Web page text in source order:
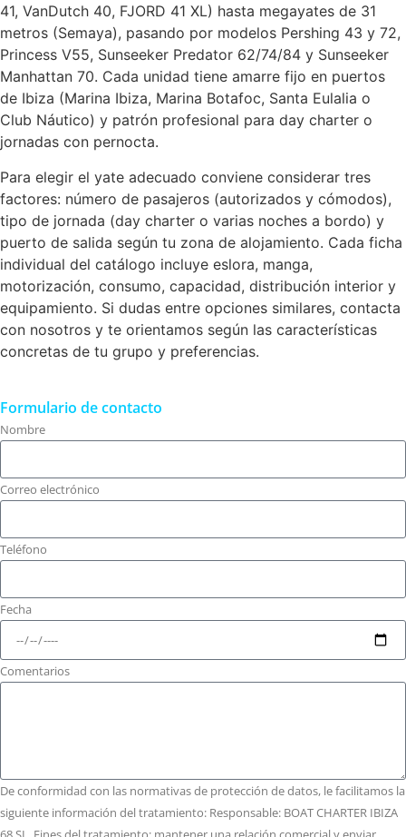
41, VanDutch 40, FJORD 41 XL) hasta megayates de 31
metros (Semaya), pasando por modelos Pershing 43 y 72,
Princess V55, Sunseeker Predator 62/74/84 y Sunseeker
Manhattan 70. Cada unidad tiene amarre fijo en puertos
de Ibiza (Marina Ibiza, Marina Botafoc, Santa Eulalia o
Club Náutico) y patrón profesional para day charter o
jornadas con pernocta.
Para elegir el yate adecuado conviene considerar tres
factores: número de pasajeros (autorizados y cómodos),
tipo de jornada (day charter o varias noches a bordo) y
puerto de salida según tu zona de alojamiento. Cada ficha
individual del catálogo incluye eslora, manga,
motorización, consumo, capacidad, distribución interior y
equipamiento. Si dudas entre opciones similares, contacta
con nosotros y te orientamos según las características
concretas de tu grupo y preferencias.
Formulario de contacto
Nombre
Correo electrónico
Teléfono
Fecha
Comentarios
De conformidad con las normativas de protección de datos, le facilitamos la
siguiente información del tratamiento: Responsable: BOAT CHARTER IBIZA